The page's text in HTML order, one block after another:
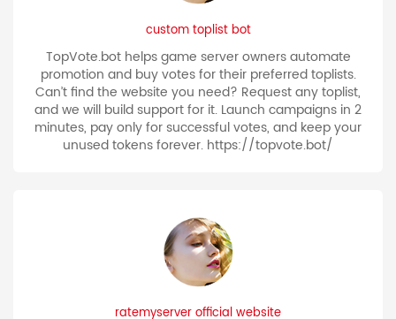
custom toplist bot
TopVote.bot helps game server owners automate
promotion and buy votes for their preferred toplists.
Can’t find the website you need? Request any toplist,
and we will build support for it. Launch campaigns in 2
minutes, pay only for successful votes, and keep your
unused tokens forever. https://topvote.bot/
ratemyserver official website